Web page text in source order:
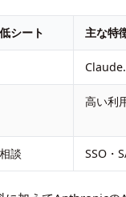
シート 主な特
高い利
談 SSO・